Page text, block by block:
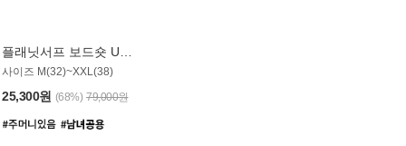
플래닛서프 보드숏 UMB008YPS
사이즈 M(32)~XXL(38)
25,300원 (68%) 79,000원